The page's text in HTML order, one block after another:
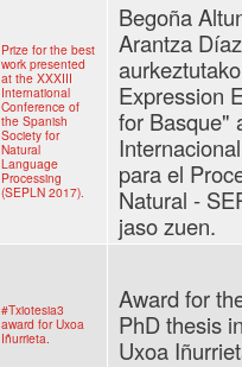
Prize for the best
work presented
at the XXXIII
International
Conference of
the Spanish
Society for
Natural
Language
Processing
(SEPLN 2017).
Begoña
Arantza
Expression
for Basque"
para el
Natural -
jaso zuen.
#Txiotesia3
award for Uxoa
Iñurrieta.
Award for
PhD thesis
Uxoa